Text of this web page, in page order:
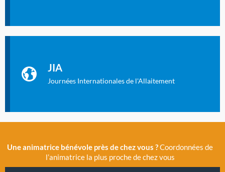
JIA
Journées Internationales de l'Allaitement
2019 la 11e Journée Internationale de l’Allaitement, un
évènement exceptionnel organisé par LLL France.
Une animatrice bénévole près de chez vous ?Coordonnées de
l’animatrice la plus proche de chez vous